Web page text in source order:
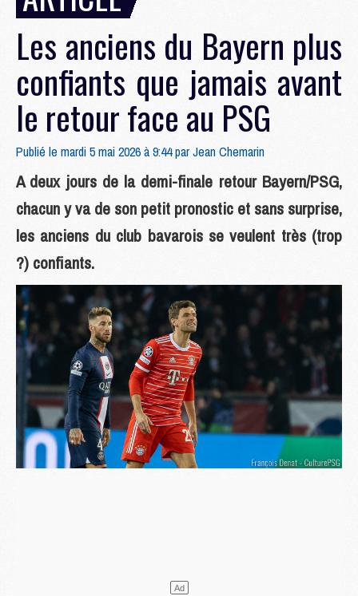
Les anciens du Bayern plus
confiants que jamais avant
le retour face au PSG
Publié le mardi 5 mai 2026 à 9:44 parJean Chemarin
A deux jours de la demi-finale retour Bayern/PSG,
chacun y va de son petit pronostic et sans surprise,
les anciens du club bavarois se veulent très (trop
?) confiants.